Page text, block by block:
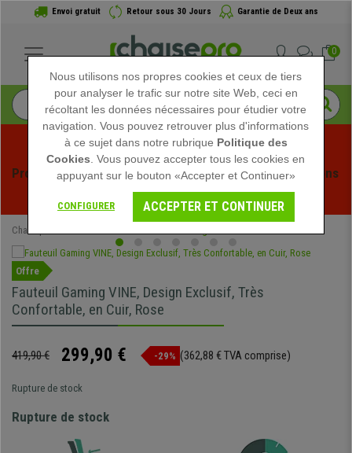
Envoi gratuit Retour sous 30 Jours Garantie de Deux ans
0
Profitez des soldes d'été chez Chaisepro ! Des réductions
exclusives pour une durée limitée - Voir l'offre
Chaisepro
Offre
Fauteuil Gaming VINE, Design Exclusif, Très
Confortable, en Cuir, Rose
419,90 € 299,90 € -29% (362,88 € TVA comprise)
Rupture de stock
Rupture de stock
Nous utilisons nos propres cookies et ceux de tiers
pour analyser le trafic sur notre site Web, ceci en
récoltant les données nécessaires pour étudier votre
navigation. Vous pouvez retrouver plus d'informations
à ce sujet dans notre rubrique Politique des
Cookies . Vous pouvez accepter tous les cookies en
appuyant sur le bouton «Accepter et Continuer»
CONFIGURER ACCEPTER ET CONTINUER